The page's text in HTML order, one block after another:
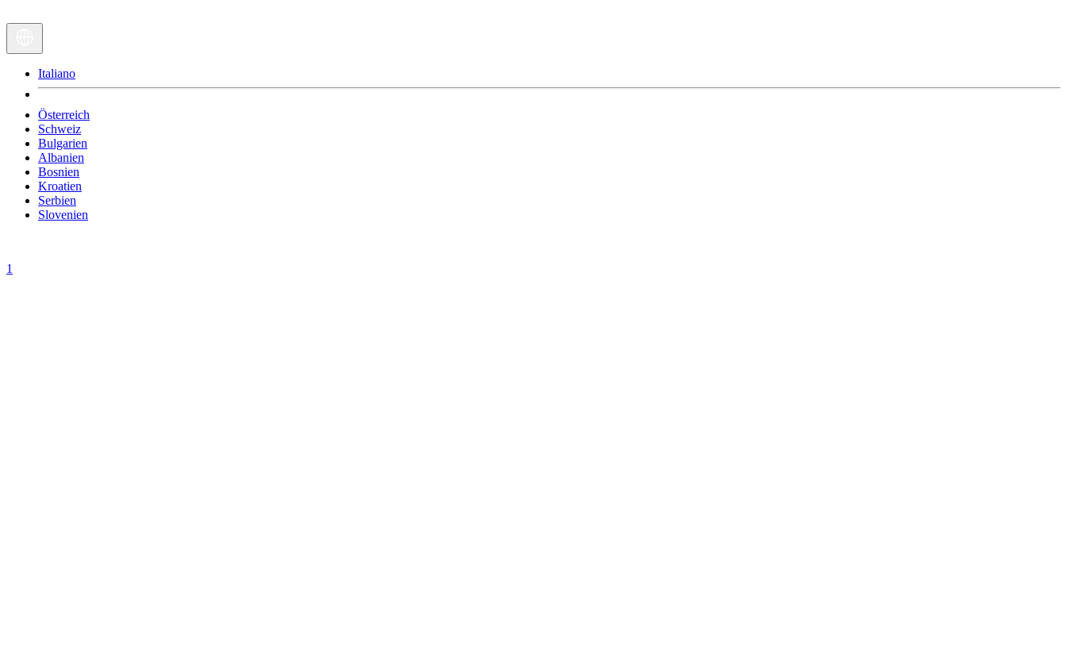
Italiano
Österreich
Schweiz
Bulgarien
Albanien
Bosnien
Kroatien
Serbien
Slovenien
1